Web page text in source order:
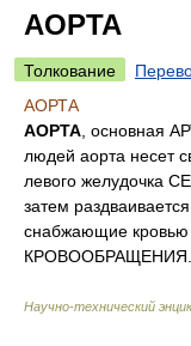
АОРТА
Толкование
АОРТА
АОРТА , основная
людей аорта несет
левого желудочка
затем
снабжающие кровью
КРОВООБРАЩЕНИЯ
Научно-технический